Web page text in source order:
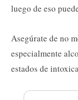
luego de eso
Asegúrate de no
especialmente
estados de